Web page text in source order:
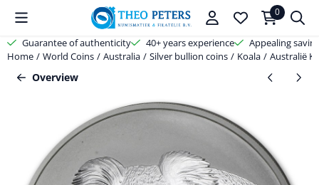
Cookie preferences are available. Choose settings or allow all
0
Guarantee of authenticity 40+ years experience
Appealing
Home / World Coins / Australia / Silver bullion coins / Koala / Australië
Overview